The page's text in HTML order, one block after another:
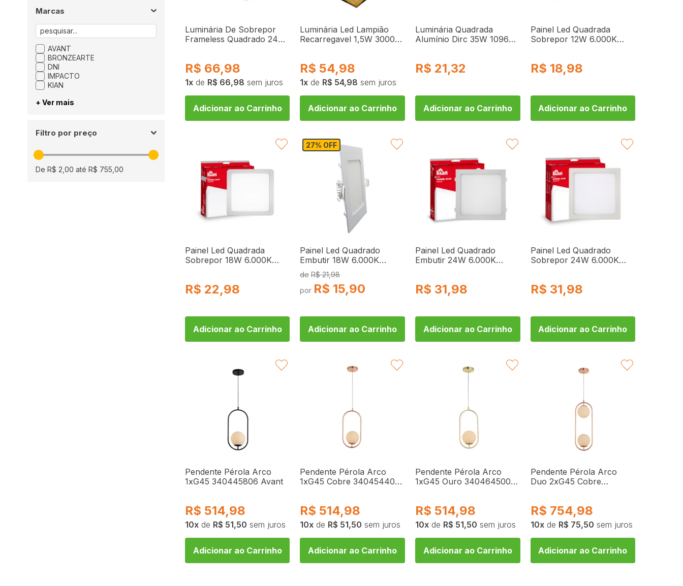
Marcas
AVANT
BRONZEARTE
DNI
IMPACTO
KIAN
+ Ver mais
Filtro por preço
De R$ 2,00 até R$ 755,00
Luminária De Sobrepor
Frameless Quadrado 24W
R$ 66,98
1 de R$ 66,98 sem juros
Adicionar ao Carrinho
Luminária Led Lampião
Recarregavel 1,5W 3000K
R$ 54,98
1 de R$ 54,98 sem juros
Adicionar ao Carrinho
Luminária Quadrada
Alumínio Dirc 35W 1096
R$ 21,32
Adicionar ao Carrinho
Painel Led Quadrada
Sobrepor 12W 6.000K
R$ 18,98
Adicionar ao Carrinho
Painel Led Quadrada
Sobrepor 18W 6.000K
R$ 22,98
Adicionar ao Carrinho
FAVORITAR 27% OFF
Painel Led Quadrado
Embutir 18W 6.000K
Branca Fria Bivolt 10425
KianR$ 21,98
R$ 15,90
Adicionar ao Carrinho
FAVORITAR
Painel Led Quadrado
Embutir 24W 6.000K
R$ 31,98
Adicionar ao Carrinho
FAVORITAR
Painel Led Quadrado
Sobrepor 24W 6.000K
R$ 31,98
Adicionar ao Carrinho
FAVORITAR
Pendente Pérola Arco
1xG45 340445806 Avant
R$ 514,98
10 de R$ 51,50 sem juros
Adicionar ao Carrinho
FAVORITAR
Pendente Pérola Arco
1xG45 Cobre 340454402
R$ 514,98
10 de R$ 51,50 sem juros
Adicionar ao Carrinho
FAVORITAR
Pendente Pérola Arco
1xG45 Ouro 340464500
R$ 514,98
10 de R$ 51,50 sem juros
Adicionar ao Carrinho
FAVORITAR
Pendente Pérola Arco
Duo 2xG45 Cobre
R$ 754,98
10 de R$ 75,50 sem juros
Adicionar ao Carrinho
FAVORITAR